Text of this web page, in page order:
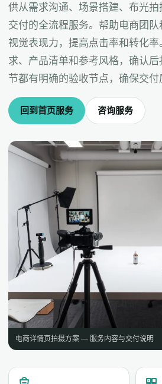
供从需求沟通、场景搭建、布光
交付的全流程服务。帮助电商团
视觉表现力，提高点击率和转化
求、产品清单和参考风格，确认
节都有明确的验收节点，确保交付
回到首页服务 咨询服务
电商详情页拍摄方案 — 服务内容与交付说明